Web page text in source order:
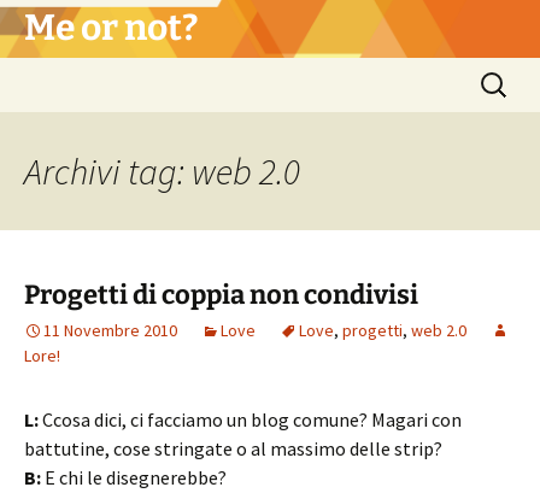
Vai
al Me or not?
Ricerca
per:
Archivi tag: web 2.0
Progetti di coppia non condivisi
11 Novembre 2010 Love Love, progetti, web 2.0
Lore!
L:Ccosa dici, ci facciamo un blog comune? Magari con
battutine, cose stringate o al massimo delle strip?
B: E chi le disegnerebbe?